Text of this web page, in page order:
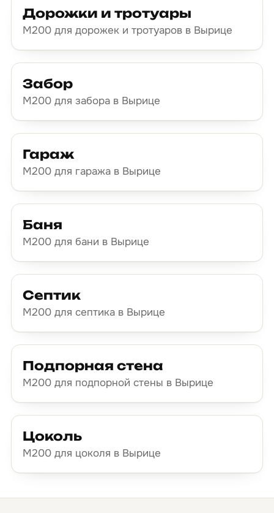
Дорожки и тротуары
М200 для дорожек и тротуаров в Вырице
Забор
М200 для забора в Вырице
Гараж
М200 для гаража в Вырице
Баня
М200 для бани в Вырице
Септик
М200 для септика в Вырице
Подпорная стена
М200 для подпорной стены в Вырице
Цоколь
М200 для цоколя в Вырице